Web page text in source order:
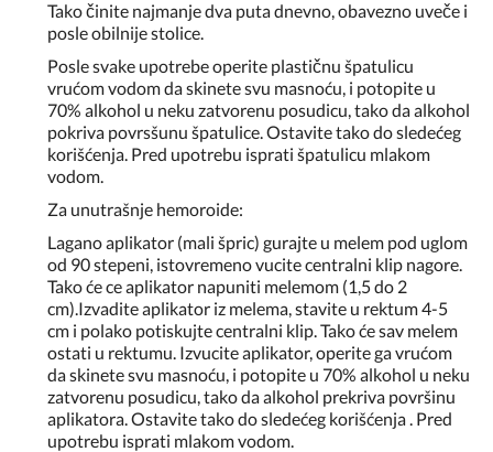
Tako činite najmanje dva puta dnevno, obavezno uveče i
posle obilnije stolice.
Posle svake upotrebe operite plastičnu špatulicu
vrućom vodom da skinete svu masnoću, i potopite u
70% alkohol u neku zatvorenu posudicu, tako da alkohol
pokriva povrsšunu špatulice. Ostavite tako do sledećeg
korišćenja. Pred upotrebu isprati špatulicu mlakom
vodom.
Za unutrašnje hemoroide:
Lagano aplikator (mali špric) gurajte u melem pod uglom
od 90 stepeni, istovremeno vucite centralni klip nagore.
Tako će ce aplikator napuniti melemom (1,5 do 2
cm).Izvadite aplikator iz melema, stavite u rektum 4-5
cm i polako potiskujte centralni klip. Tako će sav melem
ostati u rektumu. Izvucite aplikator, operite ga vrućom
da skinete svu masnoću, i potopite u 70% alkohol u neku
zatvorenu posudicu, tako da alkohol prekriva površinu
aplikatora. Ostavite tako do sledećeg korišćenja . Pred
upotrebu isprati mlakom vodom.